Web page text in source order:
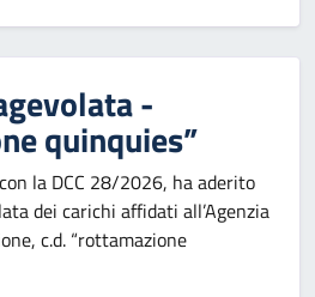
-
quinquies”
la DCC 28/2026, ha aderito
dei carichi affidati all’Agenzia
c.d. “rottamazione